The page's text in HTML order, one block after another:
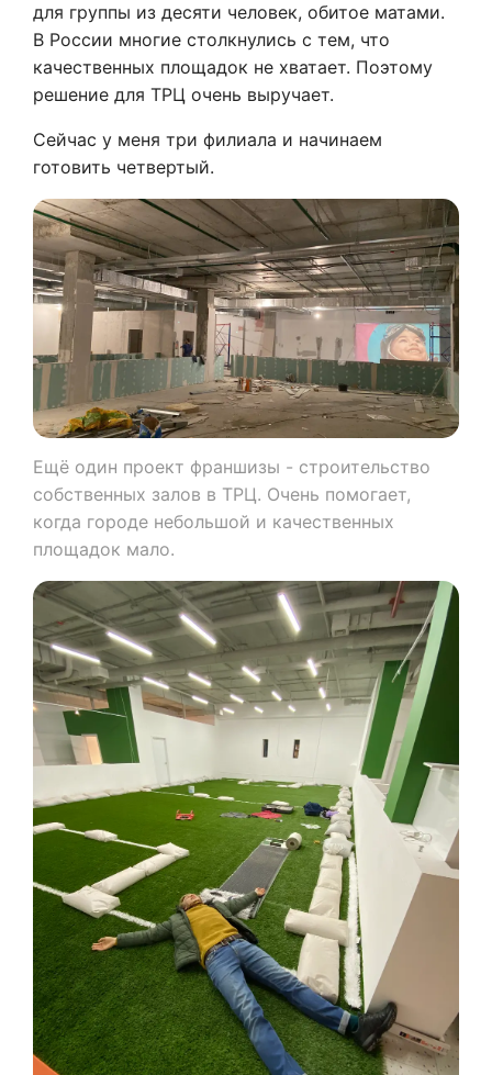
для группы из десяти человек, обитое матами.
В России многие столкнулись с тем, что
качественных площадок не хватает. Поэтому
решение для ТРЦ очень выручает.
Сейчас у меня три филиала и начинаем
готовить четвертый.
Ещё один проект франшизы - строительство
собственных залов в ТРЦ. Очень помогает,
когда городе небольшой и качественных
площадок мало.